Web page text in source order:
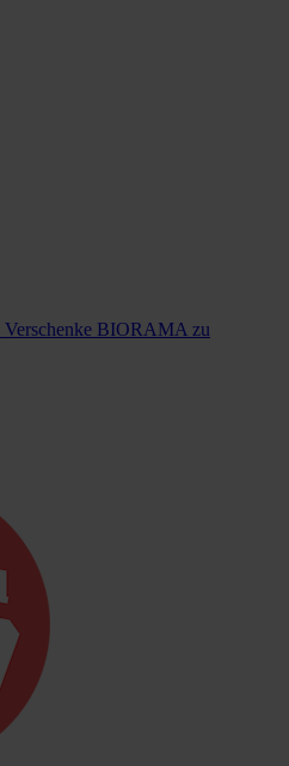
Verschenke BIORAMA zu